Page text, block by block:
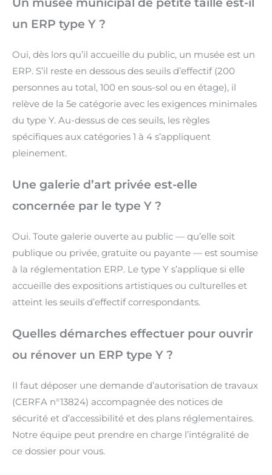
un ERP type Y ?
Oui, dès lors qu’il accueille du public, un musée est un
ERP. S’il reste en dessous des seuils d’effectif (200
personnes au total, 100 en sous-sol ou en étage), il
relève de la 5e catégorie avec les exigences minimales
du type Y. Au-dessus de ces seuils, les règles
spécifiques aux catégories 1 à 4 s’appliquent
pleinement.
Une galerie d’art privée est-elle
concernée par le type Y ?
Oui. Toute galerie ouverte au public — qu’elle soit
publique ou privée, gratuite ou payante — est soumise
à la réglementation ERP. Le type Y s’applique si elle
accueille des expositions artistiques ou culturelles et
atteint les seuils d’effectif correspondants.
Quelles démarches effectuer pour ouvrir
ou rénover un ERP type Y ?
Il faut déposer une demande d’autorisation de travaux
(CERFA n°13824) accompagnée des notices de
sécurité et d’accessibilité et des plans réglementaires.
Notre équipe peut prendre en charge l’intégralité de
ce dossier pour vous.